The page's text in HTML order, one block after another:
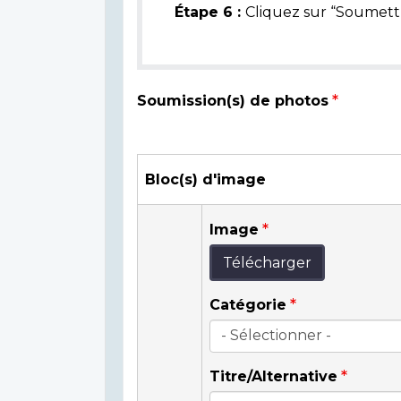
Étape 6 : Cliquez sur
Soumission(s) de photos
Bloc(s) d'image
Image
Télécharger
Catégorie
Titre/Alternative